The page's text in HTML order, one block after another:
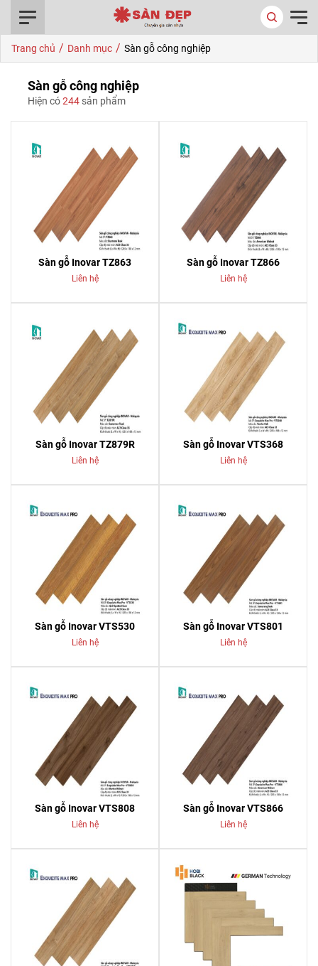
Trang chủ / Danh mục / Sàn gỗ công nghiệp
Sàn gỗ công nghiệp
Hiện có244 sản phẩm
Sàn gỗ Inovar TZ863
Liên hệ
Sàn gỗ Inovar TZ866
Liên hệ
Sàn gỗ Inovar TZ879R
Liên hệ
Sàn gỗ Inovar VTS368
Liên hệ
Sàn gỗ Inovar VTS530
Liên hệ
Sàn gỗ Inovar VTS801
Liên hệ
Sàn gỗ Inovar VTS808
Liên hệ
Sàn gỗ Inovar VTS866
Liên hệ